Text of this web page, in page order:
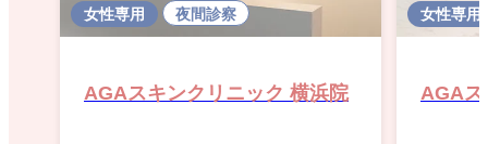
女性専用 夜間診察
AGAスキンクリニック 横浜院
女性専用
AGAス